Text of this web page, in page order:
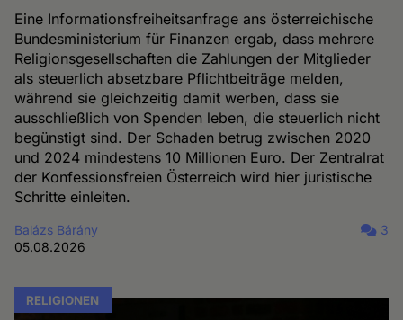
Eine Informationsfreiheitsanfrage ans österreichische
Bundesministerium für Finanzen ergab, dass mehrere
Religionsgesellschaften die Zahlungen der Mitglieder
als steuerlich absetzbare Pflichtbeiträge melden,
während sie gleichzeitig damit werben, dass sie
ausschließlich von Spenden leben, die steuerlich nicht
begünstigt sind. Der Schaden betrug zwischen 2020
und 2024 mindestens 10 Millionen Euro. Der Zentralrat
der Konfessionsfreien Österreich wird hier juristische
Schritte einleiten.
Balázs Bárány
05.08.2026
3
RELIGIONEN